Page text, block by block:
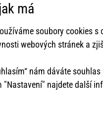
má
soubory cookies s
webových stránek a
nám dáváte
najdete další